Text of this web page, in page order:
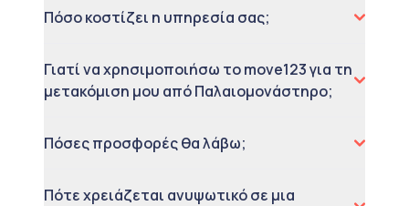
Πόσο κοστίζει η υπηρεσία σας;
Γιατί να χρησιμοποιήσω το move123 για τη
μετακόμιση μου από Παλαιομονάστηρο;
Πόσες προσφορές θα λάβω;
Πότε χρειάζεται ανυψωτικό σε μια